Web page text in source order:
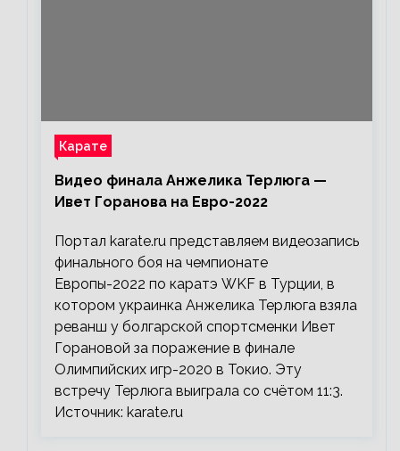
Карате
Видео финала Анжелика Терлюга —
Ивет Горанова на Евро-2022
Портал karate.ru представляем видеозапись
финального боя на чемпионате
Европы-2022 по каратэ WKF в Турции, в
котором украинка Анжелика Терлюга взяла
реванш у болгарской спортсменки Ивет
Горановой за поражение в финале
Олимпийских игр-2020 в Токио. Эту
встречу Терлюга выиграла со счётом 11:3.
Источник: karate.ru